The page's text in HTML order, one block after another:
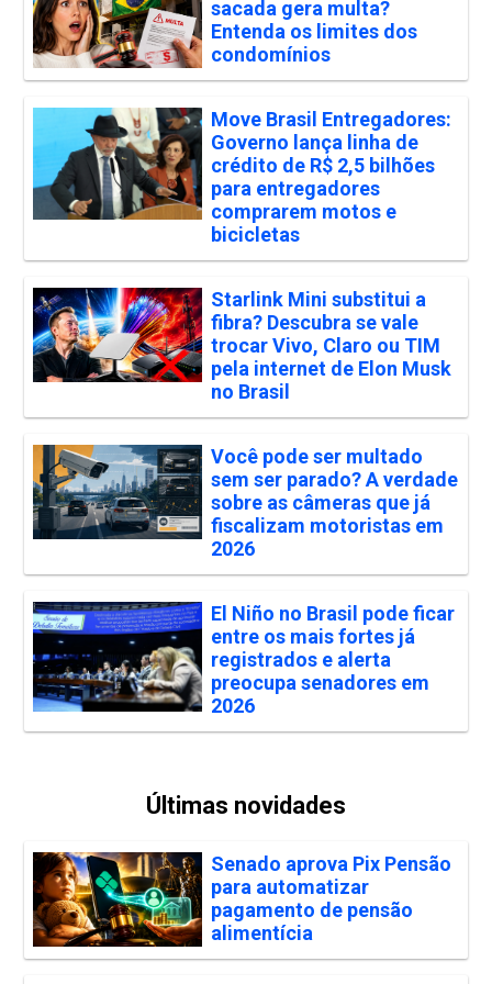
sacada gera multa?
Entenda os limites dos
condomínios
Move Brasil Entregadores:
Governo lança linha de
crédito de R$ 2,5 bilhões
para entregadores
comprarem motos e
bicicletas
Starlink Mini substitui a
fibra? Descubra se vale
trocar Vivo, Claro ou TIM
pela internet de Elon Musk
no Brasil
Você pode ser multado
sem ser parado? A verdade
sobre as câmeras que já
fiscalizam motoristas em
2026
El Niño no Brasil pode ficar
entre os mais fortes já
registrados e alerta
preocupa senadores em
2026
Últimas novidades
Senado aprova Pix Pensão
para automatizar
pagamento de pensão
alimentícia